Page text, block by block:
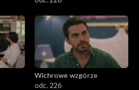
Wichrowe wzgórze
odc. 226